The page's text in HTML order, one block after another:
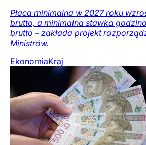
Płaca minimalna w 2027 roku
brutto, a minimalna stawka
brutto – zakłada projekt
Ministrów.
EkonomiaKraj